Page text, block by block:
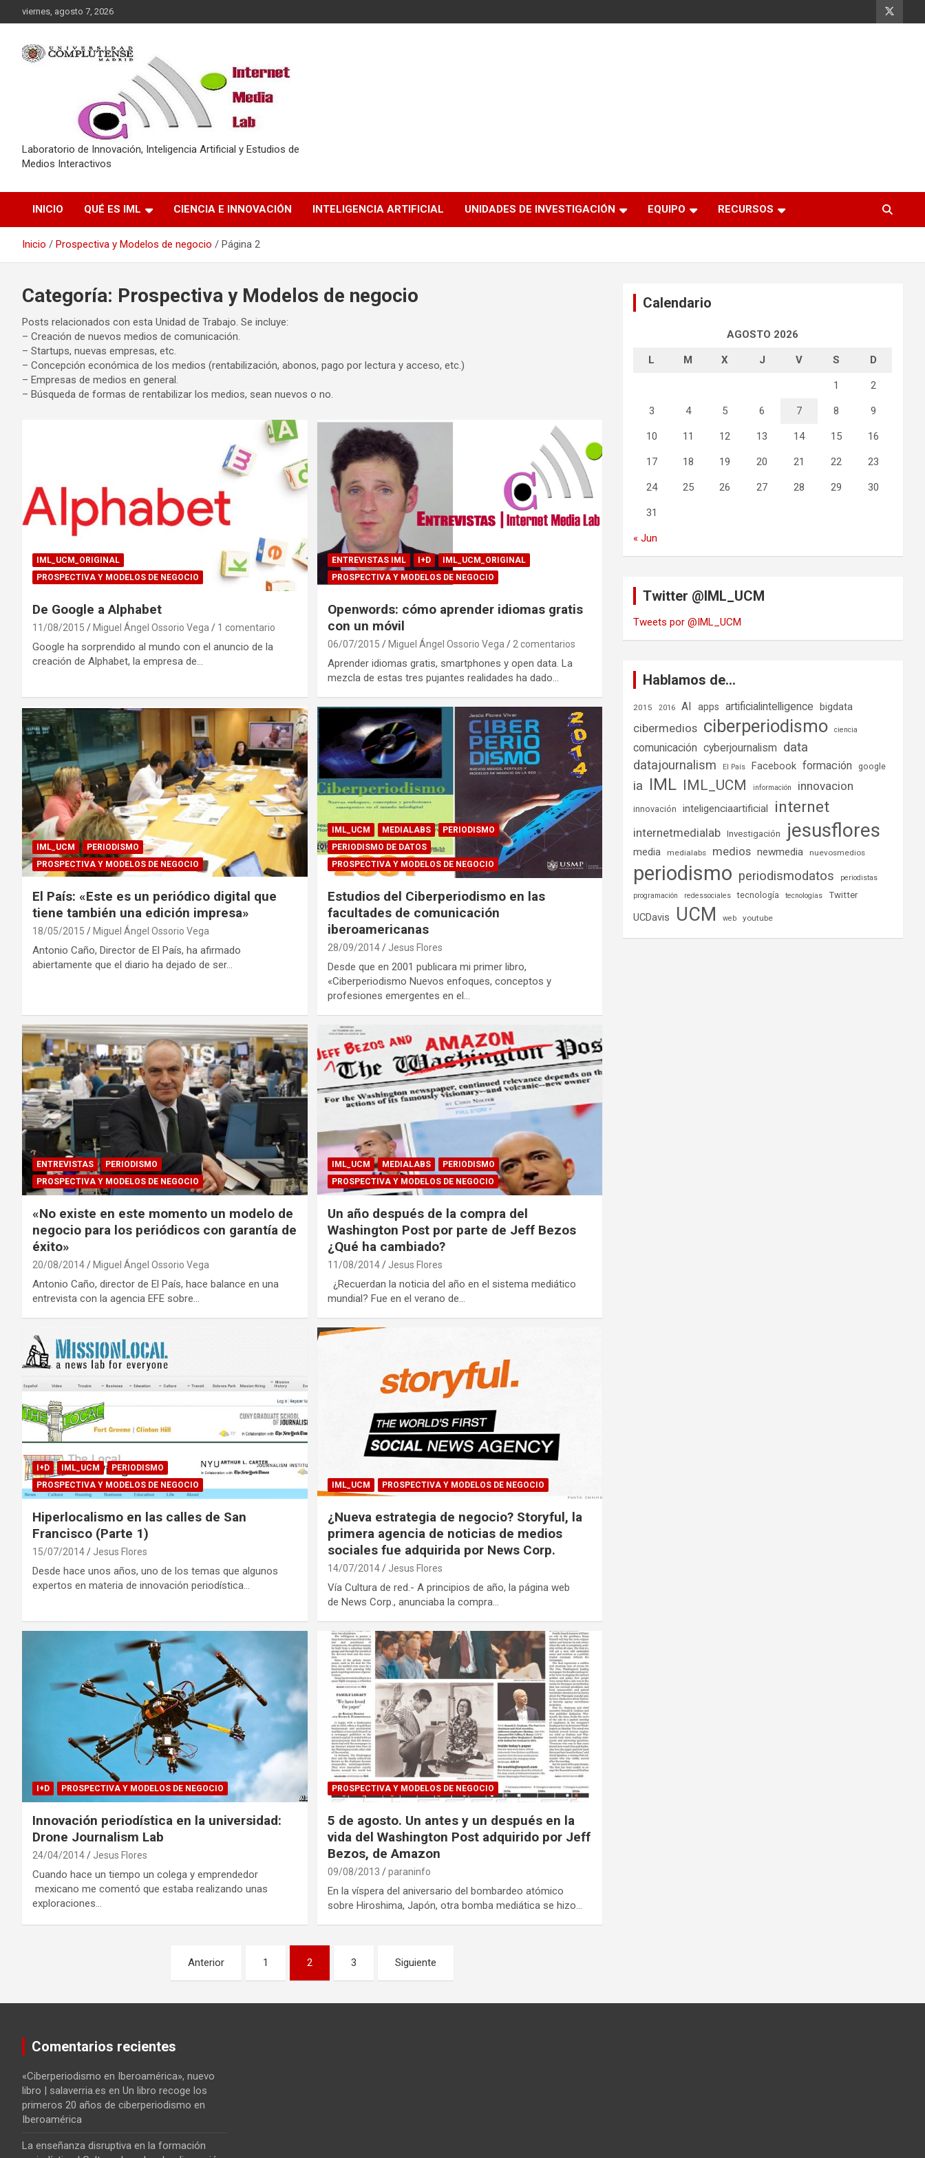
al
viernes, agosto 7, 2026
Laboratorio de Innovación, Inteligencia Artificial y Estudios de
Medios Interactivos
INICIO QUÉ ES IML CIENCIA E INNOVACIÓN INTELIGENCIA ARTIFICIAL UNIDADES DE INVESTIGACIÓN EQUIPO RECURSOS
Inicio Prospectiva y Modelos de negocio Página 2
Categoría: Prospectiva y Modelos de negocio
Posts relacionados con esta Unidad de Trabajo. Se incluye:
– Creación de nuevos medios de comunicación.
– Startups, nuevas empresas, etc.
– Concepción económica de los medios (rentabilización, abonos, pago por lectura y acceso, etc.)
– Empresas de medios en general.
– Búsqueda de formas de rentabilizar los medios, sean nuevos o no.
IML_UCM_ORIGINAL
PROSPECTIVA Y MODELOS DE NEGOCIO
De Google a Alphabet
11/08/2015 Miguel Ángel Ossorio Vega 1 comentario
Google ha sorprendido al mundo con el anuncio de la
creación de Alphabet, la empresa de…
ENTREVISTAS IML I+D
IML_UCM_ORIGINAL
PROSPECTIVA Y MODELOS DE NEGOCIO
Openwords: cómo aprender idiomas gratis
con un móvil
06/07/2015 Miguel Ángel Ossorio Vega 2 comentarios
Aprender idiomas gratis, smartphones y open data. La
mezcla de estas tres pujantes realidades ha dado…
IML_UCM
PERIODISMO
PROSPECTIVA Y MODELOS DE NEGOCIO
El País: «Este es un periódico digital que
tiene también una edición impresa»
18/05/2015 Miguel Ángel Ossorio Vega
Antonio Caño, Director de El País, ha afirmado
abiertamente que el diario ha dejado de ser…
IML_UCM MEDIALABS
PERIODISMO
PERIODISMO DE DATOS
PROSPECTIVA Y MODELOS DE NEGOCIO
Estudios del Ciberperiodismo en las
facultades de comunicación
iberoamericanas
28/09/2014 Jesus Flores
Desde que en 2001 publicara mi primer libro,
«Ciberperiodismo Nuevos enfoques, conceptos y
profesiones emergentes en el…
ENTREVISTAS
PERIODISMO
PROSPECTIVA Y MODELOS DE NEGOCIO
«No existe en este momento un modelo de
negocio para los periódicos con garantía de
éxito»
20/08/2014 Miguel Ángel Ossorio Vega
Antonio Caño, director de El País, hace balance en una
entrevista con la agencia EFE sobre…
IML_UCM MEDIALABS
PERIODISMO
PROSPECTIVA Y MODELOS DE NEGOCIO
Un año después de la compra del
Washington Post por parte de Jeff Bezos
¿Qué ha cambiado?
11/08/2014 Jesus Flores
¿Recuerdan la noticia del año en el sistema mediático
mundial? Fue en el verano de…
I+D IML_UCM
PERIODISMO
PROSPECTIVA Y MODELOS DE NEGOCIO
Hiperlocalismo en las calles de San
Francisco (Parte 1)
15/07/2014 Jesus Flores
Desde hace unos años, uno de los temas que algunos
expertos en materia de innovación periodística…
IML_UCM PROSPECTIVA Y MODELOS DE NEGOCIO
¿Nueva estrategia de negocio? Storyful, la
primera agencia de noticias de medios
sociales fue adquirida por News Corp.
14/07/2014 Jesus Flores
Vía Cultura de red.- A principios de año, la página web
de News Corp., anunciaba la compra…
I+D PROSPECTIVA Y MODELOS DE NEGOCIO
Innovación periodística en la universidad:
Drone Journalism Lab
24/04/2014 Jesus Flores
Cuando hace un tiempo un colega y emprendedor
mexicano me comentó que estaba realizando unas
exploraciones…
PROSPECTIVA Y MODELOS DE NEGOCIO
5 de agosto. Un antes y un después en la
vida del Washington Post adquirido por Jeff
Bezos, de Amazon
09/08/2013 paraninfo
En la víspera del aniversario del bombardeo atómico
sobre Hiroshima, Japón, otra bomba mediática se hizo…
Anterior 1 2 3 Siguiente
Calendario
AGOSTO 2026
L M X J V S D
1 2
3 4 5 6 7 8 9
10 11 12 13 14 15 16
17 18 19 20 21 22 23
24 25 26 27 28 29 30
31
« Jun
Twitter @IML_UCM
Tweets por @IML_UCM
Hablamos de…
2015 2016 AI apps artificialintelligence bigdata
cibermedios ciberperiodismo ciencia
comunicación cyberjournalism data
datajournalism El País Facebook formación google
ia IML IML_UCM información innovacion
innovación inteligenciaartificial internet
internetmedialab Investigación jesusflores
media medialabs medios newmedia nuevosmedios
periodismo periodismodatos
periodistas
programación
redessociales tecnología tecnologías Twitter
UCDavis UCM web youtube
Comentarios recientes
«Ciberperiodismo en Iberoamérica», nuevo
libro | salaverria.es en Un libro recoge los
primeros 20 años de ciberperiodismo en
Iberoamérica
La enseñanza disruptiva en la formación